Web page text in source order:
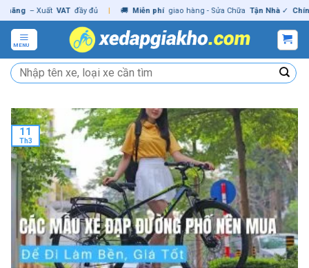
Skip
to
content
– Xuất VAT đầy đủ | 🚚 Miễn phí giao hàng - Sửa Chữa Tận Nhà ✓ Chính
MENU
Tìm
kiếm:
11
Th3